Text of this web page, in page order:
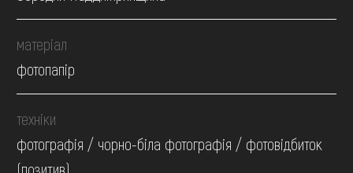
матеріал
фотопапір
техніки
фотографія / чорно-біла фотографія / фотовідбиток